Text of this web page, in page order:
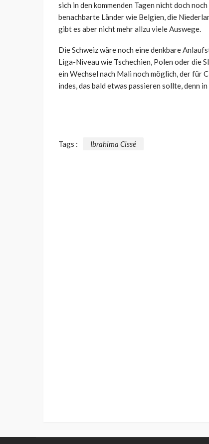
sich in den kommenden Tagen nicht doch
benachbarte Länder wie Belgien, die
gibt es aber nicht mehr allzu viele Auswege.
Die Schweiz wäre noch eine denkbare
Liga-Niveau wie Tschechien, Polen oder die
ein Wechsel nach Mali noch möglich, der für
indes, das bald etwas passieren sollte, denn
Tags : Ibrahima Cissé